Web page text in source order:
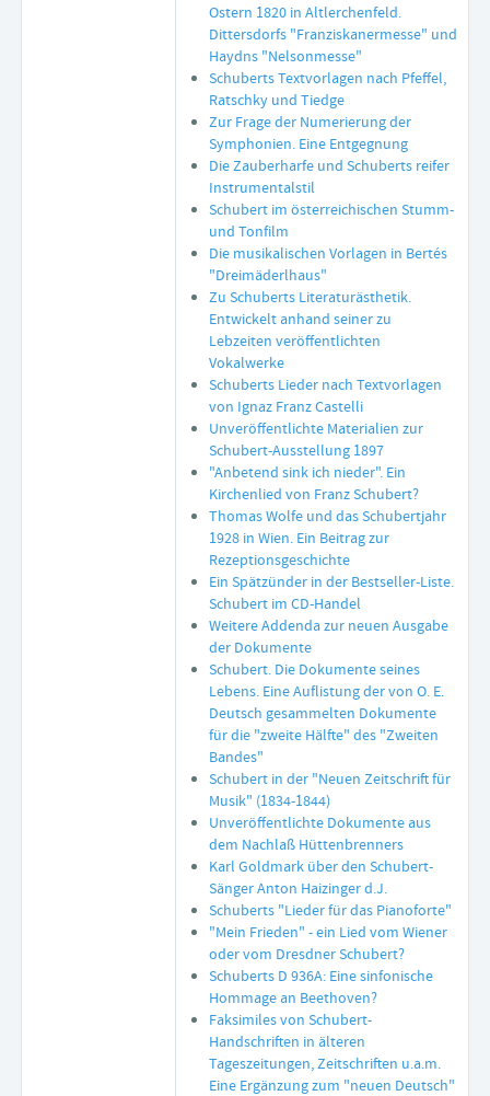
Ostern 1820 in Altlerchenfeld.
Dittersdorfs "Franziskanermesse" und
Haydns "Nelsonmesse"
Schuberts Textvorlagen nach Pfeffel,
Ratschky und Tiedge
Zur Frage der Numerierung der
Symphonien. Eine Entgegnung
Die Zauberharfe und Schuberts reifer
Instrumentalstil
Schubert im österreichischen Stumm-
und Tonfilm
Die musikalischen Vorlagen in Bertés
"Dreimäderlhaus"
Zu Schuberts Literaturästhetik.
Entwickelt anhand seiner zu
Lebzeiten veröffentlichten
Vokalwerke
Schuberts Lieder nach Textvorlagen
von Ignaz Franz Castelli
Unveröffentlichte Materialien zur
Schubert-Ausstellung 1897
"Anbetend sink ich nieder". Ein
Kirchenlied von Franz Schubert?
Thomas Wolfe und das Schubertjahr
1928 in Wien. Ein Beitrag zur
Rezeptionsgeschichte
Ein Spätzünder in der Bestseller-Liste.
Schubert im CD-Handel
Weitere Addenda zur neuen Ausgabe
der Dokumente
Schubert. Die Dokumente seines
Lebens. Eine Auflistung der von O. E.
Deutsch gesammelten Dokumente
für die "zweite Hälfte" des "Zweiten
Bandes"
Schubert in der "Neuen Zeitschrift für
Musik" (1834-1844)
Unveröffentlichte Dokumente aus
dem Nachlaß Hüttenbrenners
Karl Goldmark über den Schubert-
Sänger Anton Haizinger d.J.
Schuberts "Lieder für das Pianoforte"
"Mein Frieden" - ein Lied vom Wiener
oder vom Dresdner Schubert?
Schuberts D 936A: Eine sinfonische
Hommage an Beethoven?
Faksimiles von Schubert-
Handschriften in älteren
Tageszeitungen, Zeitschriften u.a.m.
Eine Ergänzung zum "neuen Deutsch"